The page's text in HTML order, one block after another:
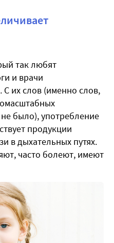
так любят
и врачи
их слов (именно слов,
было), употребление
продукции
в дыхательных путях.
часто болеют, имеют